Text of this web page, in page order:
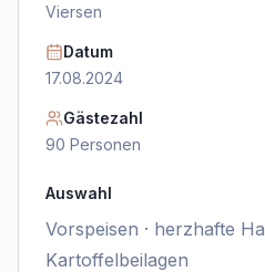
Viersen
Datum
17.08.2024
Gästezahl
90 Personen
Auswahl
Vorspeisen · herzhafte
Kartoffelbeilagen